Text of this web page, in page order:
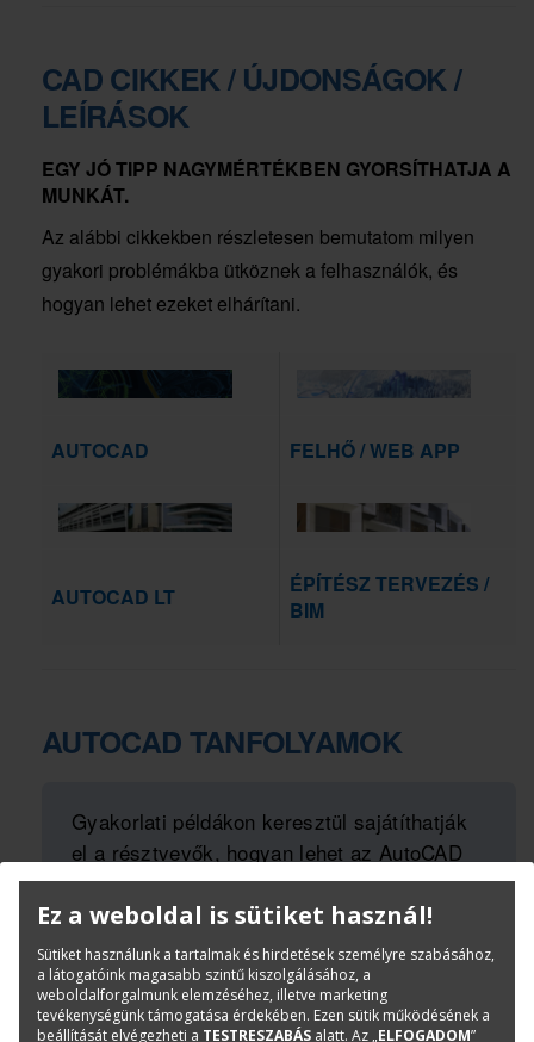
CAD CIKKEK / ÚJDONSÁGOK /
LEÍRÁSOK
EGY JÓ TIPP NAGYMÉRTÉKBEN GYORSÍTHATJA A
MUNKÁT.
Az alábbi cikkekben részletesen bemutatom milyen
gyakori problémákba ütköznek a felhasználók, és
hogyan lehet ezeket elhárítani.
AUTOCAD FELHŐ / WEB APP
AUTOCAD LT
ÉPÍTÉSZ TERVEZÉS /
BIM
AUTOCAD TANFOLYAMOK
Gyakorlati példákon keresztül sajátíthatják
el a résztvevők, hogyan lehet az AutoCAD
szerkesztő, módosító funkcióinak
alkalmazásával teljes értékű műszaki rajzot
készíteni. A tanfolyam
elvégzéséről oklevelet állítunk ki.
Ez a weboldal is sütiket használ!
Sütiket használunk a tartalmak és hirdetések személyre szabásához,
a látogatóink magasabb szintű kiszolgálásához, a
weboldalforgalmunk elemzéséhez, illetve marketing
tevékenységünk támogatása érdekében. Ezen sütik működésének a
beállítását elvégezheti a TESTRESZABÁS alatt. Az „ELFOGADOM”